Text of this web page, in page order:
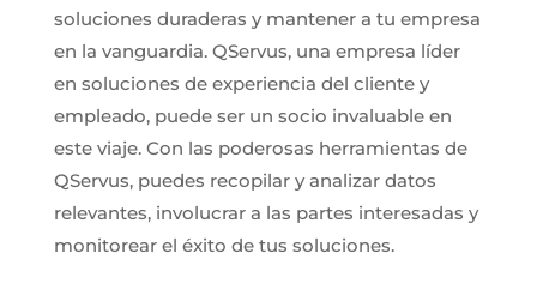
soluciones duraderas y mantener a tu empresa
en la vanguardia. QServus, una empresa líder
en soluciones de experiencia del cliente y
empleado, puede ser un socio invaluable en
este viaje. Con las poderosas herramientas de
QServus, puedes recopilar y analizar datos
relevantes, involucrar a las partes interesadas y
monitorear el éxito de tus soluciones.